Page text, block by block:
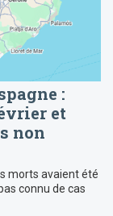
:
et
non
morts avaient été
connu de cas